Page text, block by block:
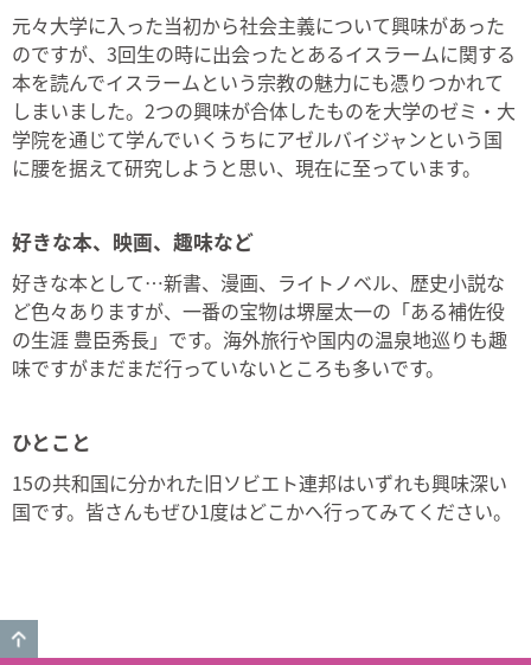
元々大学に入った当初から社会主義について興味があった
のですが、3回生の時に出会ったとあるイスラームに関する
本を読んでイスラームという宗教の魅力にも憑りつかれて
しまいました。2つの興味が合体したものを大学のゼミ・大
学院を通じて学んでいくうちにアゼルバイジャンという国
に腰を据えて研究しようと思い、現在に至っています。
好きな本、映画、趣味など
好きな本として…新書、漫画、ライトノベル、歴史小説な
ど色々ありますが、一番の宝物は堺屋太一の「ある補佐役
の生涯 豊臣秀長」です。海外旅行や国内の温泉地巡りも趣
味ですがまだまだ行っていないところも多いです。
ひとこと
15の共和国に分かれた旧ソビエト連邦はいずれも興味深い
国です。皆さんもぜひ1度はどこかへ行ってみてください。